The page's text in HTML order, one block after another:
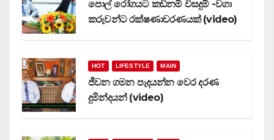
පොල් රෝගයට කඩිනම් විසදුම් -වගා
කරුවන්ට රක්ෂණාවරණයක් (video)
HOT LIFESTYLE MAIN
ජීවන ගමන පැදයන්න වෙර දරණ
දුමින්දයන් (video)